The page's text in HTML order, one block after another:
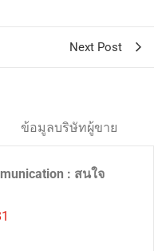
Next Post
ข้อมูลบริษัทผู้ขาย
: สนใจ